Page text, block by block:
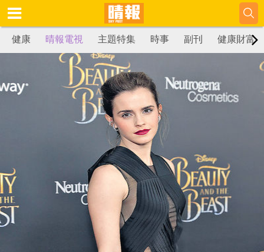
健康 晴報電視 主題特集 時事 副刊 健康財富